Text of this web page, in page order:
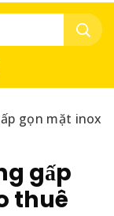
gọn mặt inox
gấp
thuê